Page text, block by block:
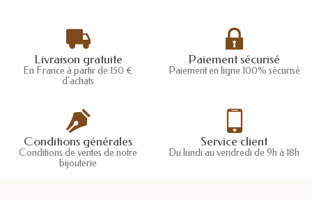
Livraison gratuite
En France à partir de 150 €
d'achats
Paiement sécurisé
Paiement en ligne 100% sécurisé
Conditions générales
Conditions de ventes de notre
bijouterie
Service client
Du lundi au vendredi de 9h à 18h